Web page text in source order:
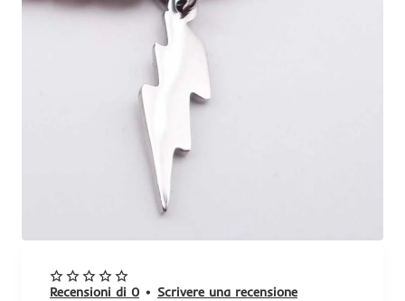
Recensioni di 0 • Scrivere una recensione